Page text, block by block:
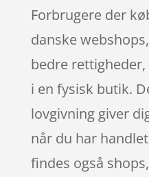
Forbrugere der
danske
bedre
i en fysisk butik.
lovgivning giver
når du har
findes også